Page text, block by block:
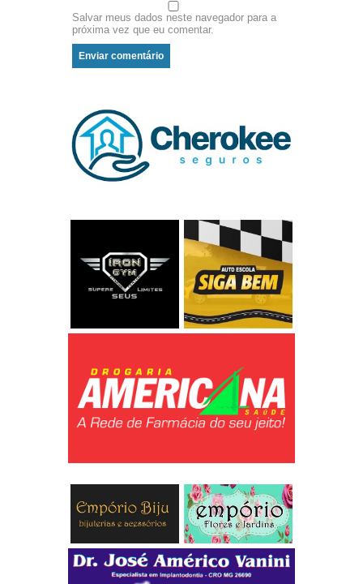
Salvar meus dados neste navegador para a
próxima vez que eu comentar.